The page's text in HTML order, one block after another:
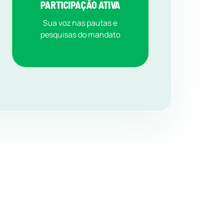
PARTICIPAÇÃO ATIVA
Sua voz nas pautas e
pesquisas do mandato